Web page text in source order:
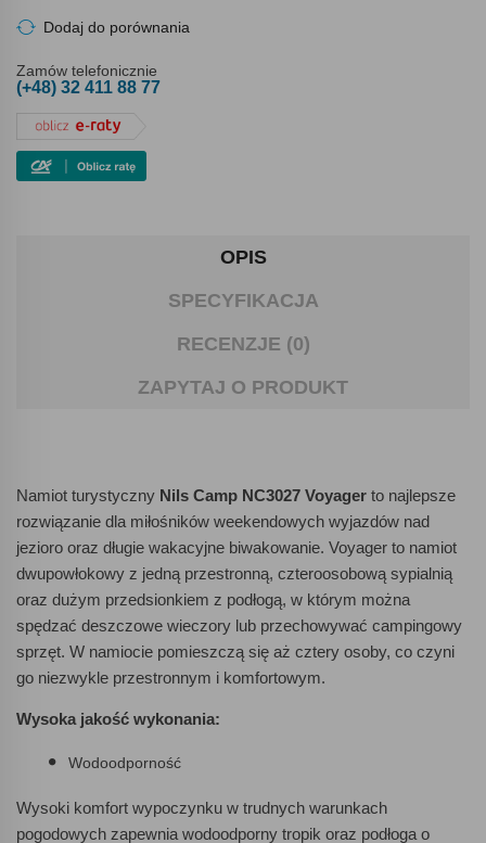
Dodaj do porównania
Zamów telefonicznie
(+48) 32 411 88 77
OPIS
SPECYFIKACJA
RECENZJE (0)
ZAPYTAJ O PRODUKT
Namiot turystyczny Nils Camp NC3027 Voyager to najlepsze
rozwiązanie dla miłośników weekendowych wyjazdów nad
jezioro oraz długie wakacyjne biwakowanie. Voyager to namiot
dwupowłokowy z jedną przestronną, czteroosobową sypialnią
oraz dużym przedsionkiem z podłogą, w którym można
spędzać deszczowe wieczory lub przechowywać campingowy
sprzęt. W namiocie pomieszczą się aż cztery osoby, co czyni
go niezwykle przestronnym i komfortowym.
Wysoka jakość wykonania:
Wodoodporność
Wysoki komfort wypoczynku w trudnych warunkach
pogodowych zapewnia wodoodporny tropik oraz podłoga o